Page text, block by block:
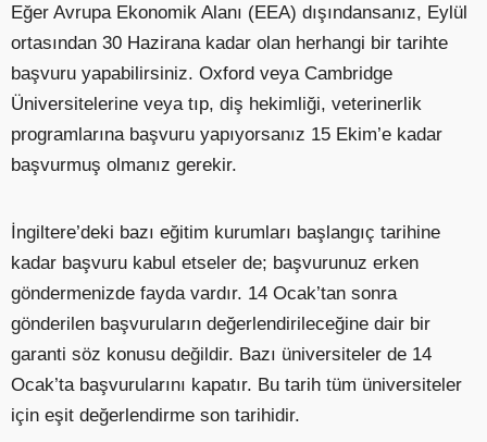
Eğer Avrupa Ekonomik Alanı (EEA) dışındansanız, Eylül
ortasından 30 Hazirana kadar olan herhangi bir tarihte
başvuru yapabilirsiniz. Oxford veya Cambridge
Üniversitelerine veya tıp, diş hekimliği, veterinerlik
programlarına başvuru yapıyorsanız 15 Ekim’e kadar
başvurmuş olmanız gerekir.
İngiltere’deki bazı eğitim kurumları başlangıç tarihine
kadar başvuru kabul etseler de; başvurunuz erken
göndermenizde fayda vardır. 14 Ocak’tan sonra
gönderilen başvuruların değerlendirileceğine dair bir
garanti söz konusu değildir. Bazı üniversiteler de 14
Ocak’ta başvurularını kapatır. Bu tarih tüm üniversiteler
için eşit değerlendirme son tarihidir.